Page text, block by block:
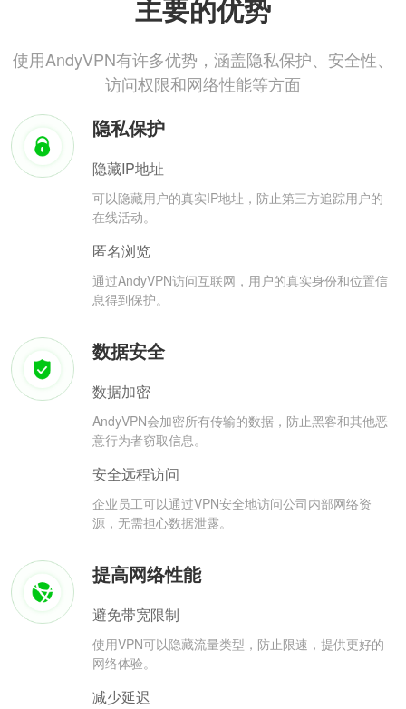
主要的优势
使用AndyVPN有许多优势，涵盖隐私保护、安全性、
访问权限和网络性能等方面
隐私保护
隐藏IP地址
可以隐藏用户的真实IP地址，防止第三方追踪用户的
在线活动。
匿名浏览
通过AndyVPN访问互联网，用户的真实身份和位置信
息得到保护。
数据安全
数据加密
AndyVPN会加密所有传输的数据，防止黑客和其他恶
意行为者窃取信息。
安全远程访问
企业员工可以通过VPN安全地访问公司内部网络资
源，无需担心数据泄露。
提高网络性能
避免带宽限制
使用VPN可以隐藏流量类型，防止限速，提供更好的
网络体验。
减少延迟